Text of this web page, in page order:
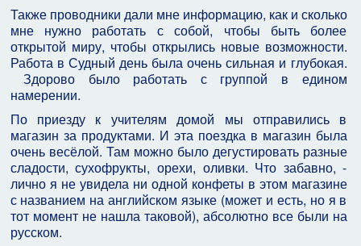
Также проводники дали мне информацию, как и сколько
мне нужно работать с собой, чтобы быть более
открытой миру, чтобы открылись новые возможности.
Работа в Судный день была очень сильная и глубокая.
Здорово было работать с группой в едином
намерении.
По приезду к учителям домой мы отправились в
магазин за продуктами. И эта поездка в магазин была
очень весёлой. Там можно было дегустировать разные
сладости, сухофрукты, орехи, оливки. Что забавно, -
лично я не увидела ни одной конфеты в этом магазине
с названием на английском языке (может и есть, но я в
тот момент не нашла таковой), абсолютно все были на
русском.